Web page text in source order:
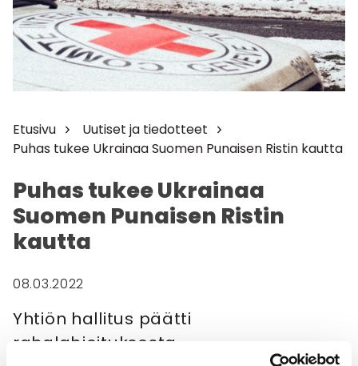
Etusivu
Uutiset ja tiedotteet
Puhas tukee Ukrainaa Suomen Punaisen Ristin kautta
Puhas tukee Ukrainaa
Suomen Punaisen Ristin
kautta
08.03.2022
Yhtiön hallitus päätti
rahalahjoituksesta.